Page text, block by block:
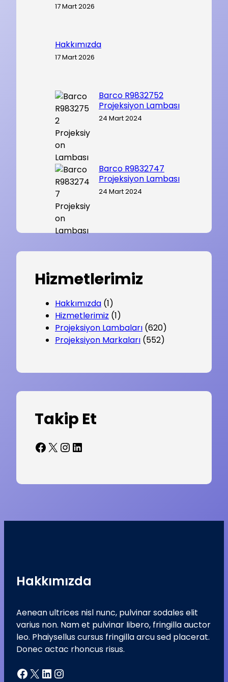
17 Mart 2026
Hakkımızda
17 Mart 2026
Barco R9832752
Projeksiyon Lambası
24 Mart 2024
Barco R9832747
Projeksiyon Lambası
24 Mart 2024
Hizmetlerimiz
Hakkımızda (1)
Hizmetlerimiz (1)
Projeksiyon Lambaları (620)
Projeksiyon Markaları (552)
Takip Et
Facebook X InstagramLinkedIn
Hakkımızda
Aenean ultrices nisl nunc, pulvinar sodales elit
varius non. Nam et pulvinar libero, fringilla auctor
leo. Phaiysellus cursus fringilla arcu sed placerat.
Donec actac rhoncus risus.
Facebook X LinkedIn Instagram